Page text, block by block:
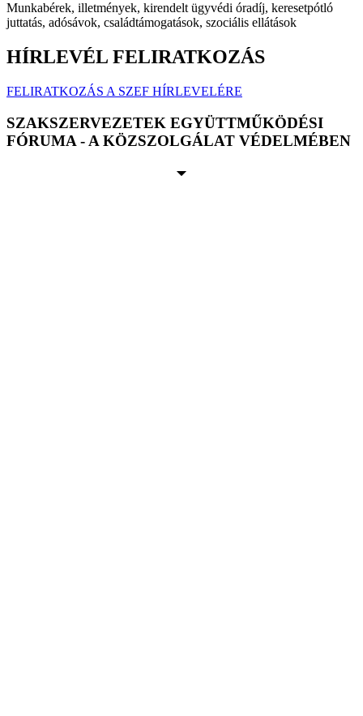
Munkabérek, illetmények, kirendelt ügyvédi óradíj, keresetpótló
juttatás, adósávok, családtámogatások, szociális ellátások
HÍRLEVÉL FELIRATKOZÁS
FELIRATKOZÁS A SZEF HÍRLEVELÉRE
SZAKSZERVEZETEK EGYÜTTMŰKÖDÉSI
FÓRUMA - A KÖZSZOLGÁLAT VÉDELMÉBEN